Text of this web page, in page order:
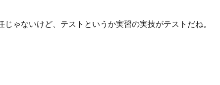
ゃないけど、テストというか実習の実技がテストだね。